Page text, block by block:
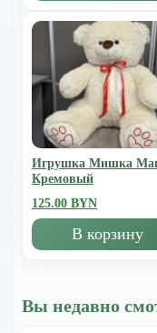
Игрушка Мишка
Кремовый
125.00 BYN
В корзину
Вы недавно